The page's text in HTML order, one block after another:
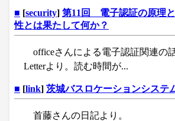
■ [security] 第11回 電子認証の原理
性とは果たして何か？
officeさんによる電子認証関連の
Letterより。読む時間が...
■ [link] 茨城バスロケーションシステ
首藤さんの日記より。